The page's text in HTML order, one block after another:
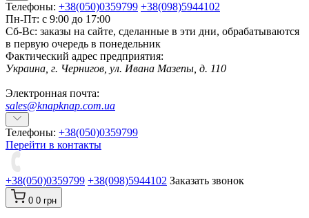
Телефоны: +38(050)0359799 +38(098)5944102
Пн-Пт: с 9:00 до 17:00
Сб-Вс: заказы на сайте, сделанные в эти дни, обрабатываются
в первую очередь в понедельник
Фактический адрес предприятия:
Украина, г. Чернигов, ул. Ивана Мазепы, д. 110
Электронная почта:
sales@knapknap.com.ua
Телефоны: +38(050)0359799
Перейти в контакты
+38(050)0359799 +38(098)5944102 Заказать звонок
0 0 грн